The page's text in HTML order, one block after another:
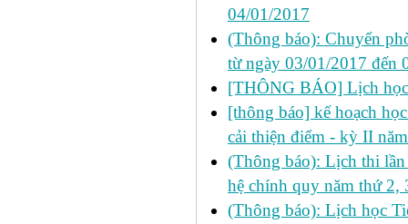
04/01/2017
(Thông báo): Chuyển
từ ngày 03/01/2017 đến
[THÔNG BÁO] Lịch
[thông báo] kế hoạch
cải thiện điểm - kỳ II
(Thông báo): Lịch thi
hệ chính quy năm thứ 2,
(Thông báo): Lịch học